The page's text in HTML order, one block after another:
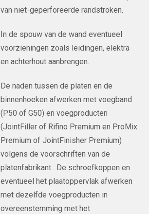
van niet-geperforeerde randstroken.
In de spouw van de wand eventueel
voorzieningen zoals leidingen, elektra
en achterhout aanbrengen.
De naden tussen de platen en de
binnenhoeken afwerken met voegband
(P50 of G50) en voegproducten
(JointFiller of Rifino Premium en ProMix
Premium of JointFinisher Premium)
volgens de voorschriften van de
platenfabrikant . De schroefkoppen en
eventueel het plaatoppervlak afwerken
met dezelfde voegproducten in
overeenstemming met het